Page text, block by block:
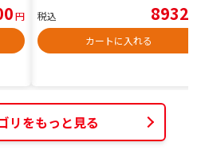
円
税込 8932
カートに入れる
リをもっと見る